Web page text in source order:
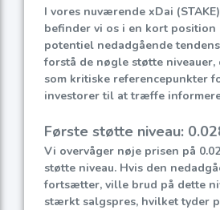
I vores nuværende xDai
befinder vi os i en kort position
potentiel nedadgående
forstå de nøgle støtte niveauer,
som kritiske referencepunkter
investorer til at træffe
Første støtte niveau:
Vi overvåger nøje prisen på
støtte niveau. Hvis den
fortsætter, ville brud på dette
stærkt salgspres, hvilket tyder